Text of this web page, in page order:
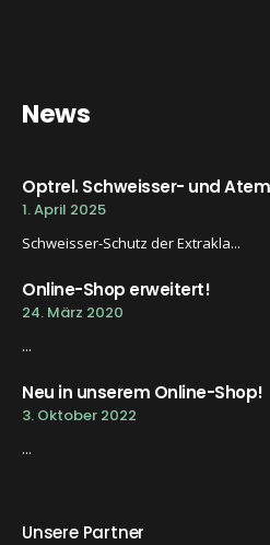
News
Optrel. Schweisser- und
1. April 2025
Schweisser-Schutz der Extrakla...
Online-Shop erweitert!
24. März 2020
...
Neu in unserem Online-Shop!
3. Oktober 2022
...
Unsere Partner